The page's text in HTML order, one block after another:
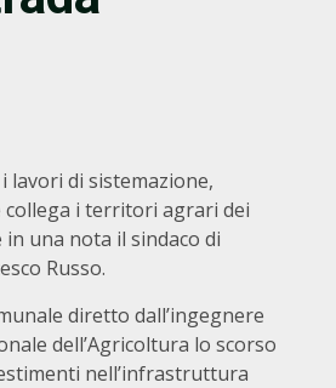
lavori di sistemazione,
collega i territori agrari dei
una nota il sindaco di
Russo.
diretto dall’ingegnere
dell’Agricoltura lo scorso
nell’infrastruttura